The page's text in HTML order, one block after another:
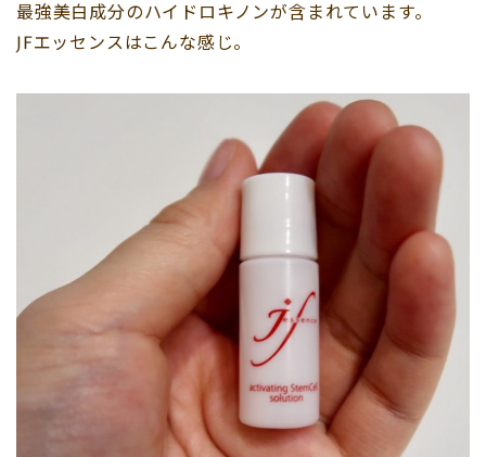
最強美白成分のハイドロキノンが含まれています。
JFエッセンスはこんな感じ。